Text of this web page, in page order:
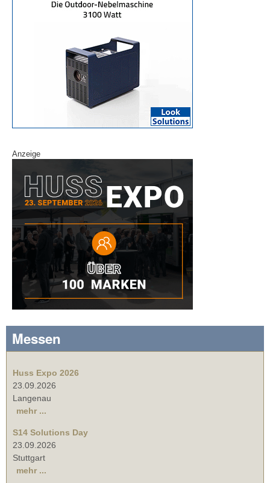
Anzeige
Messen
Huss Expo 2026
23.09.2026
Langenau
mehr ...
S14 Solutions Day
23.09.2026
Stuttgart
mehr ...